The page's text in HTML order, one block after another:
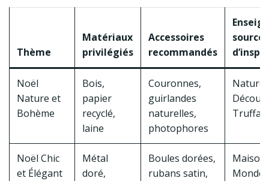
Thème
Matériaux
privilégiés
Accessoires
recommandés
sources
Noël
Nature et
Bohème
Bois,
papier
recyclé,
laine
Couronnes,
guirlandes
naturelles,
photophores
Nature
Noël Chic
et Élégant
Métal
doré,
Boules dorées,
rubans satin,
Monde,